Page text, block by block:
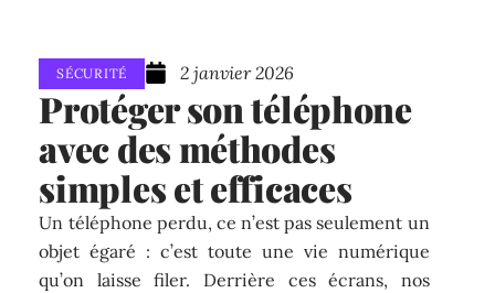
SÉCURITÉ 2 janvier 2026
Protéger son téléphone
avec des méthodes
simples et efficaces
Un téléphone perdu, ce n’est pas seulement un
objet égaré : c’est toute une vie numérique
qu’on laisse filer. Derrière ces écrans, nos